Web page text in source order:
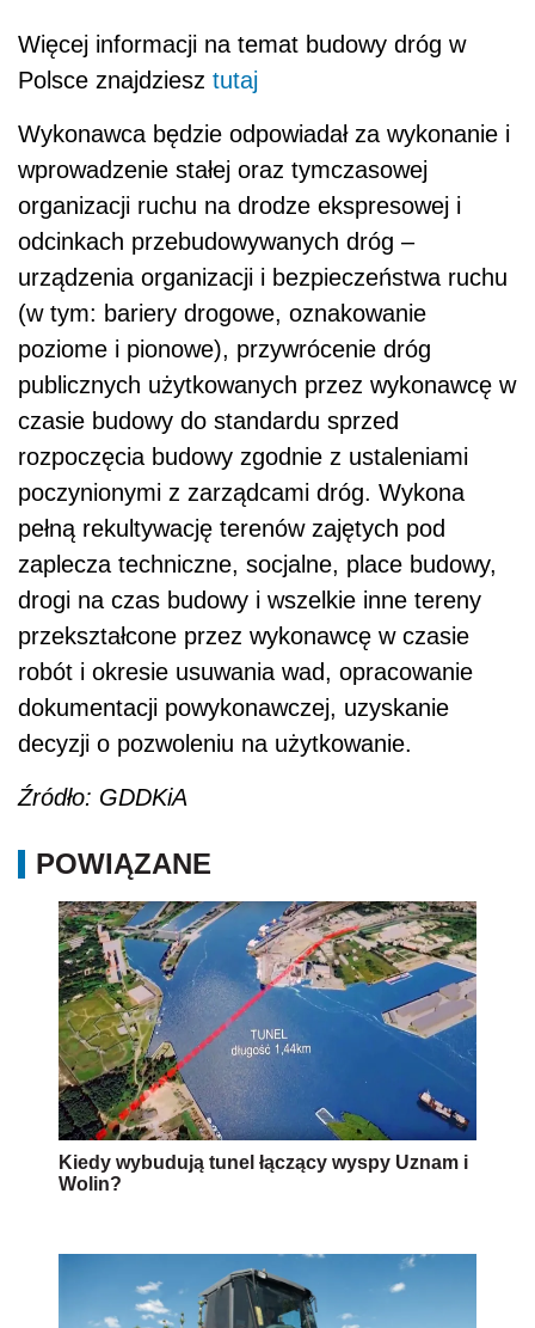
Więcej informacji na temat budowy dróg w
Polsce znajdziesz tutaj
Wykonawca będzie odpowiadał za wykonanie i
wprowadzenie stałej oraz tymczasowej
organizacji ruchu na drodze ekspresowej i
odcinkach przebudowywanych dróg –
urządzenia organizacji i bezpieczeństwa ruchu
(w tym: bariery drogowe, oznakowanie
poziome i pionowe), przywrócenie dróg
publicznych użytkowanych przez wykonawcę w
czasie budowy do standardu sprzed
rozpoczęcia budowy zgodnie z ustaleniami
poczynionymi z zarządcami dróg. Wykona
pełną rekultywację terenów zajętych pod
zaplecza techniczne, socjalne, place budowy,
drogi na czas budowy i wszelkie inne tereny
przekształcone przez wykonawcę w czasie
robót i okresie usuwania wad, opracowanie
dokumentacji powykonawczej, uzyskanie
decyzji o pozwoleniu na użytkowanie.
Źródło: GDDKiA
POWIĄZANE
Kiedy wybudują tunel łączący wyspy Uznam i
Wolin?